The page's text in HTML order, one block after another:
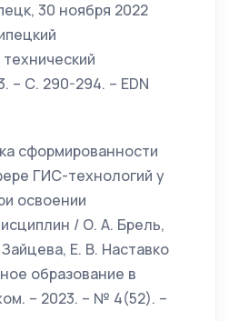
30 ноября 2022
– С. 290-294. – EDN
сформированности
ГИС-технологий у
освоении
/ О. А. Брель,
Е. В. Наставко
образование в
– 2023. – № 4(52). –